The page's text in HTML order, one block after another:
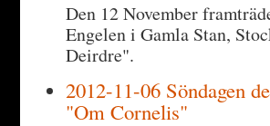
Den 12 November
Engelen i Gamla Stan,
Deirdre".
2012-11-06 Söndagen
"Om Cornelis"